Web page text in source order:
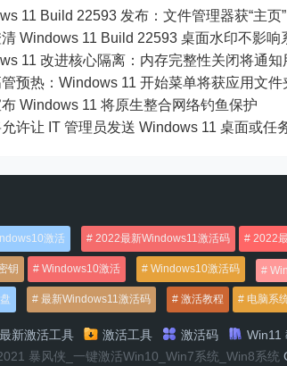
11 Build 22593 发布：文件管理器获“主页”
Windows 11 Build 22593 桌面水印不影响
11 改进核心隔离：内存完整性关闭将通知
预热：Windows 11 开始菜单将获应用文件
Windows 11 将原生整合网络钓鱼保护
许让 IT 管理员发送 Windows 11 桌面或任
激活 2022最新Windows11激活码 2022
钥 Windows10激活 Windows10激活码
最新Windows11激活码 激活教程 电脑系
最新激活工具 激活工具 激活码 Win11
暴风侠_一键激活Win10_Win7系统_Win8系统